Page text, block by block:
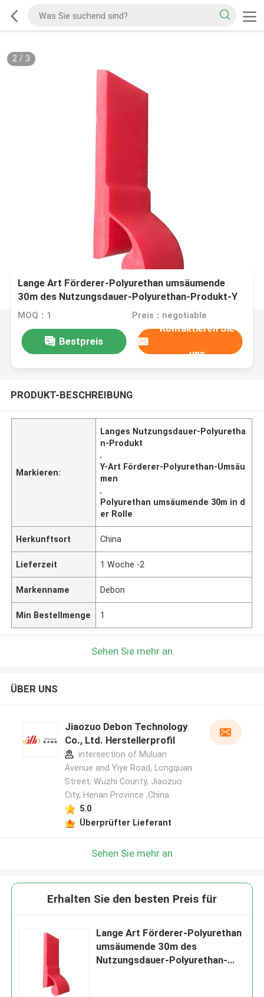
2/ 3
Lange Art Förderer-Polyurethan umsäumende
30m des Nutzungsdauer-Polyurethan-Produkt-Y
in der Rolle
MOQ：1 Preis：negotiable
Bestpreis
Kontaktieren Sie
uns
PRODUKT-BESCHREIBUNG
Markieren:
Langes Nutzungsdauer-Polyuretha
n-Produkt
,
Y-Art Förderer-Polyurethan-Umsäu
men
,
Polyurethan umsäumende 30m in d
er Rolle
Herkunftsort China
Lieferzeit 1 Woche -2
Markenname Debon
Min Bestellmenge 1
Sehen Sie mehr an
ÜBER UNS
Jiaozuo Debon Technology
Co., Ltd. Herstellerprofil
intersection of Muluan
Avenue and Yiye Road, Longquan
Street, Wuzhi County, Jiaozuo
City, Henan Province ,China
5.0
Überprüfter Lieferant
Sehen Sie mehr an
Erhalten Sie den besten Preis für
Lange Art Förderer-Polyurethan
umsäumende 30m des
Nutzungsdauer-Polyurethan-